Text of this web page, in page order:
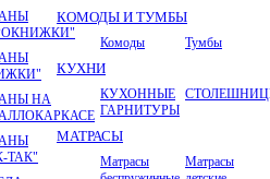
НА
ТАК"
КОМОДЫ И ТУМБЫ
Комоды Тумбы
КУХНИ
КУХОННЫЕ
ГАРНИТУРЫ
МАТРАСЫ
Матрасы
Матрасы